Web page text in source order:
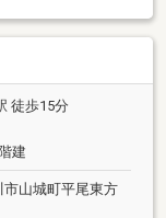
徒歩15分
建
山城町平尾東方